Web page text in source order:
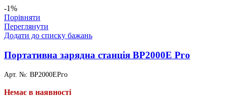
-1%
Порівняти
Переглянути
Додати до списку бажань
Портативна зарядна станція ВР2000Е Рго
Арт. №: ВР2000ЕРго
Немає в наявності